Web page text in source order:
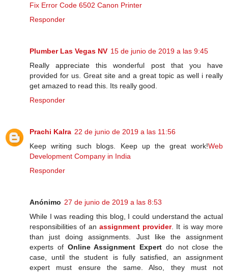
Fix Error Code 6502 Canon Printer
Responder
Plumber Las Vegas NV 15 de junio de 2019 a las 9:45
Really appreciate this wonderful post that you have
provided for us. Great site and a great topic as well i really
get amazed to read this. Its really good.
Responder
Prachi Kalra 22 de junio de 2019 a las 11:56
Keep writing such blogs. Keep up the great work!Web
Development Company in India
Responder
Anónimo 27 de junio de 2019 a las 8:53
While I was reading this blog, I could understand the actual
responsibilities of an assignment provider. It is way more
than just doing assignments. Just like the assignment
experts of Online Assignment Expert do not close the
case, until the student is fully satisfied, an assignment
expert must ensure the same. Also, they must not